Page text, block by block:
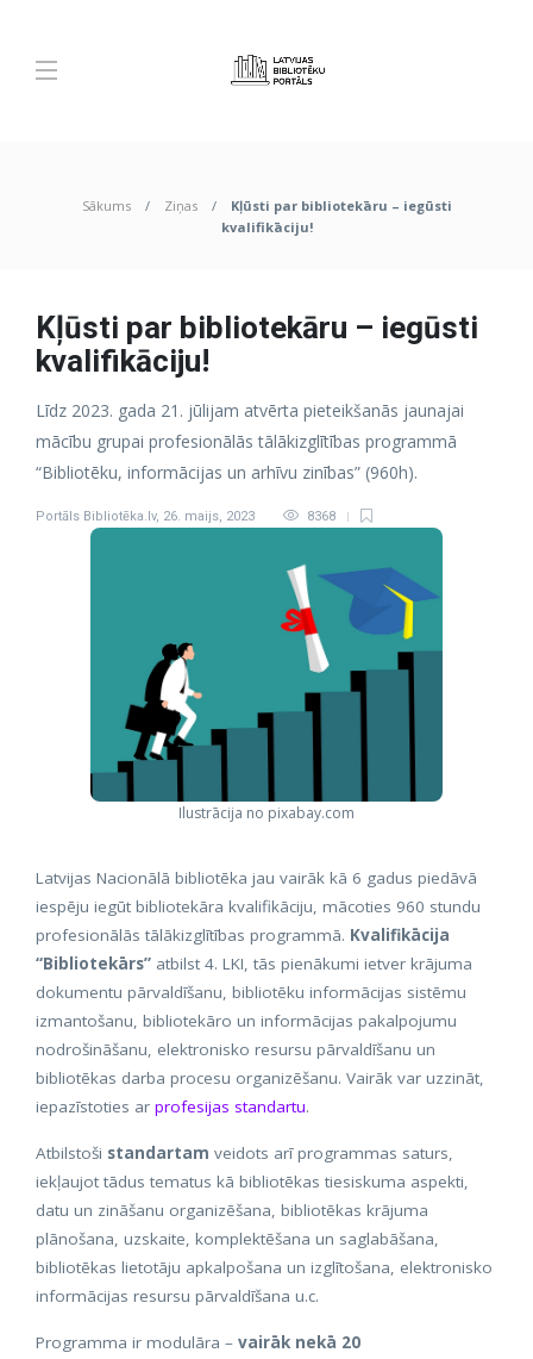
Sākums Ziņas
Kļūsti par bibliotekāru – iegūsti
kvalifikāciju!
Kļūsti par bibliotekāru – iegūsti
kvalifikāciju!
Līdz 2023. gada 21. jūlijam atvērta pieteikšanās jaunajai
mācību grupai profesionālās tālākizglītības programmā
“Bibliotēku, informācijas un arhīvu zinības” (960h).
Portāls Bibliotēka.lv, 26. maijs, 2023 8368
Ilustrācija no pixabay.com
Latvijas Nacionālā bibliotēka jau vairāk kā 6 gadus piedāvā
iespēju iegūt bibliotekāra kvalifikāciju, mācoties 960 stundu
profesionālās tālākizglītības programmā. Kvalifikācija
“Bibliotekārs” atbilst 4. LKI, tās pienākumi ietver krājuma
dokumentu pārvaldīšanu, bibliotēku informācijas sistēmu
izmantošanu, bibliotekāro un informācijas pakalpojumu
nodrošināšanu, elektronisko resursu pārvaldīšanu un
bibliotēkas darba procesu organizēšanu. Vairāk var uzzināt,
iepazīstoties ar profesijas standartu.
Atbilstoši standartam veidots arī programmas saturs,
iekļaujot tādus tematus kā bibliotēkas tiesiskuma aspekti,
datu un zināšanu organizēšana, bibliotēkas krājuma
plānošana, uzskaite, komplektēšana un saglabāšana,
bibliotēkas lietotāju apkalpošana un izglītošana, elektronisko
informācijas resursu pārvaldīšana u.c.
Programma ir modulāra – vairāk nekā 20